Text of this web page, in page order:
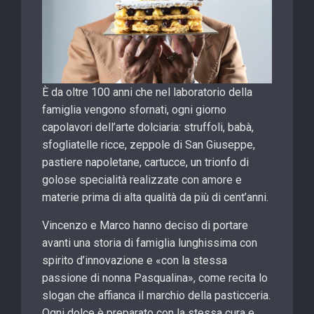
È da oltre 100 anni che nel laboratorio della
famiglia vengono sfornati, ogni giorno
capolavori dell’arte dolciaria: struffoli, babà,
sfogliatelle ricce, zeppole di San Giuseppe,
pastiere napoletane, cartucce, un trionfo di
golose specialità realizzate con amore e
materie prima di alta qualità da più di cent’anni.
Vincenzo e Marco hanno deciso di portare
avanti una storia di famiglia lunghissima con
spirito d’innovazione e «con la stessa
passione di nonna Pasqualina», come recita lo
slogan che affianca il marchio della pasticceria.